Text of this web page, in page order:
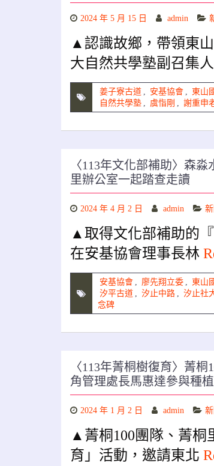
2024 年 5 月 15 日 admin
▲認識故鄉，帶領東
大自然共學塾副召集人
姜子寮古道 , 安基協會 , 東山
自然共學塾 , 虞恉剛 , 謝重申
〈113年文化部補助〉森
里辦公室一起踏查走讀
2024 年 4 月 2 日 admin
▲取得文化部補助的
在安基協會理事長林
安基協會 , 廖先翔立委 , 東山
汐平古道 , 汐止中路 , 汐止社
念碑
〈113年菁桐樹復育〉菁
角管理處長馬惠達參與種植
2024 年 1 月 2 日 admin
▲菁桐100團隊、菁桐
育」活動，邀請東北